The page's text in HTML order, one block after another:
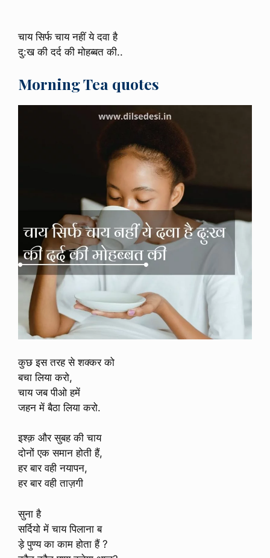
चाय सिर्फ चाय नहीं ये दवा है
दु:ख की दर्द की मोहब्बत की..
Morning Tea quotes
कुछ इस तरह से शक्कर को
बचा लिया करो,
चाय जब पीओ हमें
जहन में बैठा लिया करो.
इश्क़ और सुबह की चाय
दोनों एक समान होती हैं,
हर बार वही नयापन,
हर बार वही ताज़गी
सुना है
सर्दियो में चाय पिलाना ब
ड़े पुण्य का काम होता हैं ?